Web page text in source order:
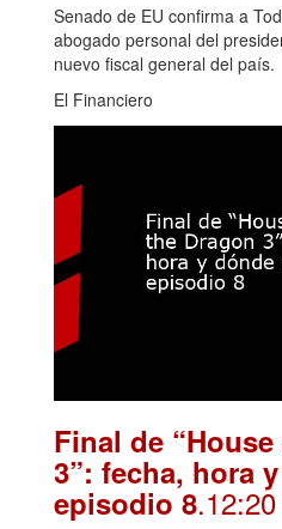
Senado de EU confirma a
abogado personal del
nuevo fiscal general del país.
El Financiero
Final de
3”: fecha, hora
episodio 8.12:20